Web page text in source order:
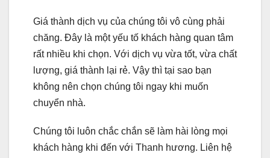
Giá thành dịch vụ của chúng tôi vô cùng phải
chăng. Đây là một yếu tố khách hàng quan tâm
rất nhiều khi chọn. Với dịch vụ vừa tốt, vừa chất
lượng, giá thành lại rẻ. Vậy thì tại sao bạn
không nên chọn chúng tôi ngay khi muốn
chuyển nhà.
Chúng tôi luôn chắc chắn sẽ làm hài lòng mọi
khách hàng khi đến với Thanh hương. Liên hệ